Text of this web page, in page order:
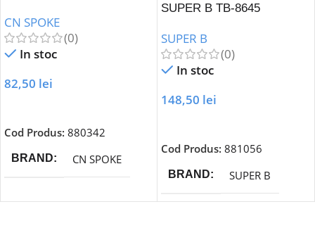
CN SPOKE
(0)
In stoc
82,50 lei
Cod Produs: 880342
BRAND CN SPOKE
SUPER B TB-8645
SUPER B
(0)
In stoc
148,50 lei
Cod Produs: 881056
BRAND SUPER B